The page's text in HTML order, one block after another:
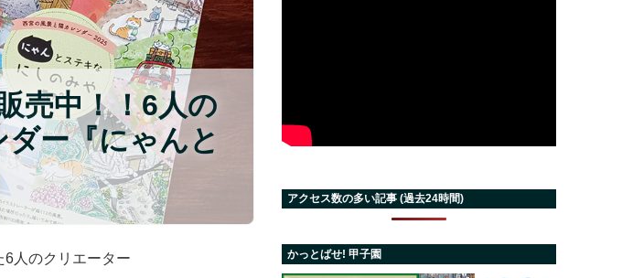
売中！！6人の
ー『にゃんと
人のクリエーター
アクセス数の多い記事 (過去24時間)
かっとばせ! 甲子園